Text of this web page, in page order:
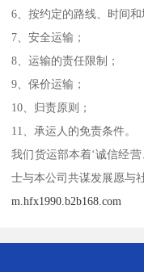
6、按约定的路线、时间和
7、安全运输；
8、运输的责任限制；
9、保价运输；
10、归责原则；
11、承运人的免责条件。
我们货运部本着‘诚信经
士与本公司共谋发展愿与
m.hfx1990.b2b168.com